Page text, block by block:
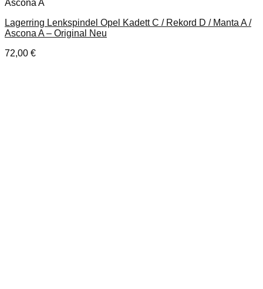
Ascona A
Lagerring Lenkspindel Opel Kadett C / Rekord D / Manta A /
Ascona A – Original Neu
72,00 €